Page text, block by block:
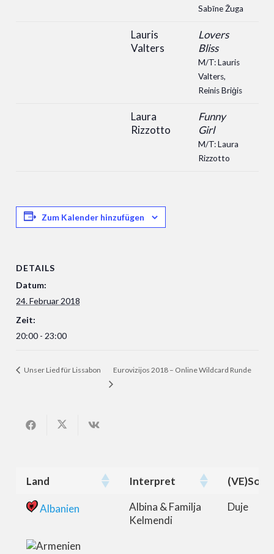
Sabīne Žuga
Lauris
Valters
Lovers
Bliss
M/T: Lauris
Valters,
Reinis Briģis
Laura
Rizzotto
Funny
Girl
M/T: Laura
Rizzotto
Zum Kalender hinzufügen
DETAILS
Datum:
24. Februar 2018
Zeit:
20:00 - 23:00
Unser Lied für Lissabon Eurovizijos 2018 – Online Wildcard Runde
Land Interpret
(VE)Song
Land
Interpret (VE)Song
Albanien
Albina & Familja
Kelmendi
Duje